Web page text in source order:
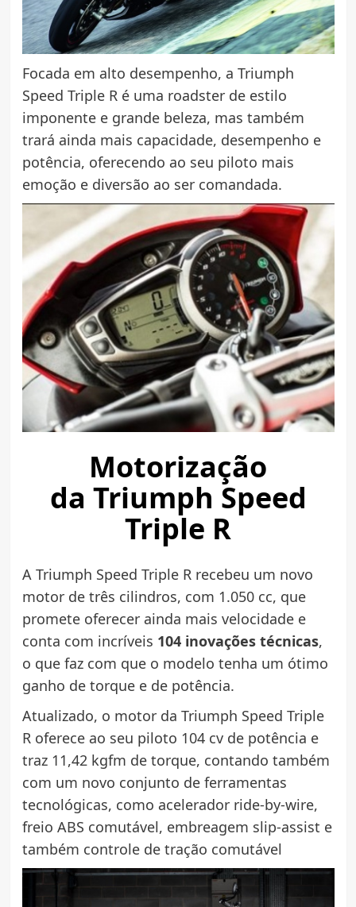
Focada em alto desempenho, a Triumph
Speed Triple R é uma roadster de estilo
imponente e grande beleza, mas também
trará ainda mais capacidade, desempenho e
potência, oferecendo ao seu piloto mais
emoção e diversão ao ser comandada.
Motorização
da Triumph Speed
Triple R
A Triumph Speed Triple R recebeu um novo
motor de três cilindros, com 1.050 cc, que
promete oferecer ainda mais velocidade e
conta com incríveis 104 inovações técnicas,
o que faz com que o modelo tenha um ótimo
ganho de torque e de potência.
Atualizado, o motor da Triumph Speed Triple
R oferece ao seu piloto 104 cv de potência e
traz 11,42 kgfm de torque, contando também
com um novo conjunto de ferramentas
tecnológicas, como acelerador ride-by-wire,
freio ABS comutável, embreagem slip-assist e
também controle de tração comutável